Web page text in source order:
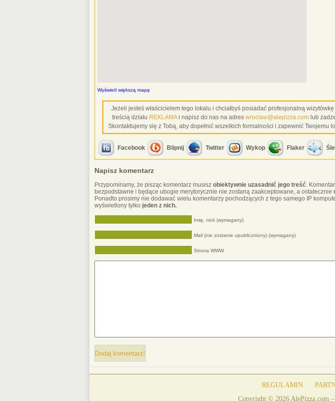
Wyświetl większą mapę
Jeżeli jesteś właścicielem tego lokalu i chciałbyś posiadać profesjonalną
treścią działu REKLAMAi napisz do nas na adres wroclaw@alepizza.comlub
Skontaktujemy się z Tobą, aby dopełnić wszelkich formalności i zapewnić Twojemu
Facebook Blipnij Twitter Wykop Flaker
Napisz komentarz
Przypominamy, że pisząc komentarz musisz obiektywnie uzasadnić jego treść.
bezpodstawne i będące ubogie merytorycznie nie zostaną zaakceptowane, a ostatecznie
Ponadto prosimy nie dodawać wielu komentarzy pochodzących z tego samego IP
wyświetlony tylko jeden z nich.
Imię, nick (wymagany)
Mail (nie zostanie upubliczniony) (wymagany)
Strona WWW
REGULAMIN
Copyright © 2026 AlePizza.com